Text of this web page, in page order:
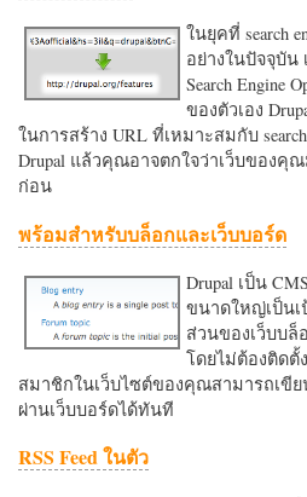
ในยุคที่ search
อย่างในปัจจุบัน
Search Engine
ของตัวเอง
ในการสร้าง URL ที่เหมาะสมกับ
Drupal แล้วคุณอาจตกใจว่าเว็บของคุ
ก่อน
พร้อมสำหรับบล็อกและเว็บบอร์ด
Drupal เป็น
ขนาดใหญ่เป็นเ
ส่วนของเว็บบล็
โดยไม่ต้องติดตั้
สมาชิกในเว็บไซต์ของคุณสามารถเขี
ผ่านเว็บบอร์ดได้ทันที
RSS Feed ในตัว